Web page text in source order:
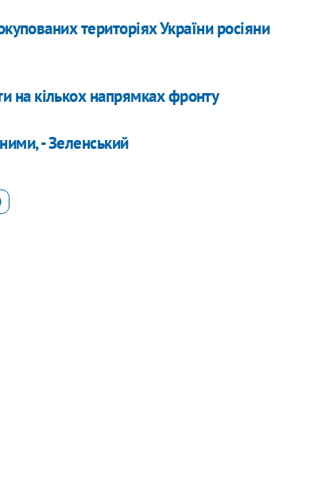
територіях України росіяни
на кількох напрямках фронту
- Зеленський